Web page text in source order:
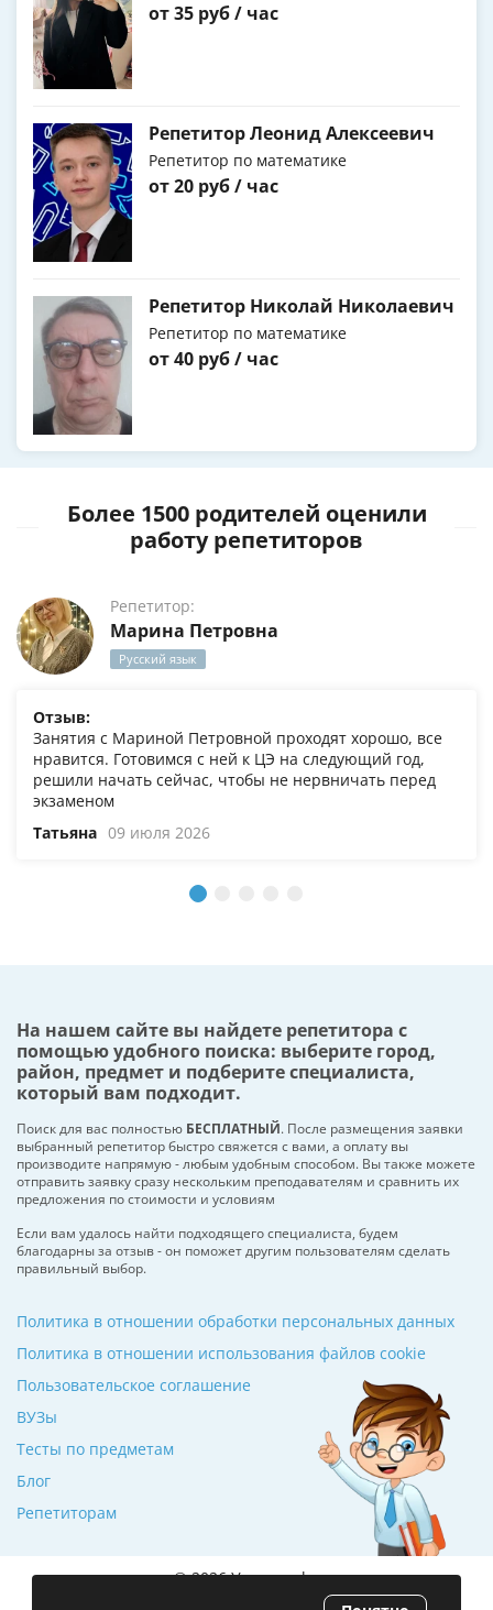
от 35 руб / час
Репетитор Леонид Алексеевич
Репетитор по математике
от 20 руб / час
Репетитор Николай Николаевич
Репетитор по математике
от 40 руб / час
Более 1500 родителей оценили
работу репетиторов
Репетитор:
Марина Петровна
Русский язык
Отзыв:
Занятия с Мариной Петровной проходят хорошо, все
нравится. Готовимся с ней к ЦЭ на следующий год,
решили начать сейчас, чтобы не нервничать перед
экзаменом
Татьяна 09 июля 2026
На нашем сайте вы найдете репетитора с
помощью удобного поиска: выберите город,
район, предмет и подберите специалиста,
который вам подходит.
Поиск для вас полностью БЕСПЛАТНЫЙ. После размещения заявки
выбранный репетитор быстро свяжется с вами, а оплату вы
производите напрямую - любым удобным способом. Вы также можете
отправить заявку сразу нескольким преподавателям и сравнить их
предложения по стоимости и условиям
Если вам удалось найти подходящего специалиста, будем
благодарны за отзыв - он поможет другим пользователям сделать
правильный выбор.
ВУЗы
Тесты по предметам
Блог
Репетиторам
Политика в отношении обработки персональных данных
Политика в отношении использования файлов cookie
Пользовательское соглашение
© 2026 Училкин.by